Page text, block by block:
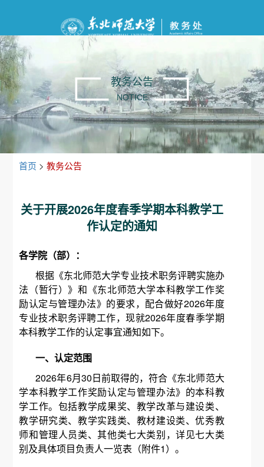
教务公告
NOTICE
首页 > 教务公告
关于开展2026年度春季学期本科教学工
作认定的通知
各学院（部）：
根据《东北师范大学专业技术职务评聘实施办
法（暂行）》和《东北师范大学本科教学工作奖
励认定与管理办法》的要求，配合做好2026年度
专业技术职务评聘工作，现就2026年度春季学期
本科教学工作的认定事宜通知如下。
一、认定范围
2026年6月30日前取得的，符合《东北师范大
学本科教学工作奖励认定与管理办法》的本科教
学工作。包括教学成果奖、教学改革与建设类、
教学研究类、教学实践类、教材建设类、优秀教
师和管理人员类、其他类七大类别，详见七大类
别及具体项目负责人一览表（附件1）。